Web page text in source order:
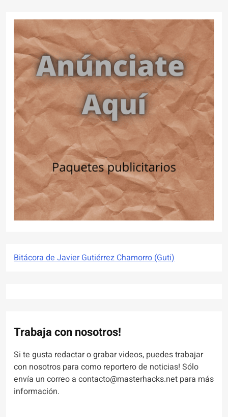
Bitácora de Javier Gutiérrez Chamorro (Guti)
Trabaja con nosotros!
Si te gusta redactar o grabar videos, puedes trabajar
con nosotros para como reportero de noticias! Sólo
envía un correo a contacto@masterhacks.net para más
información.